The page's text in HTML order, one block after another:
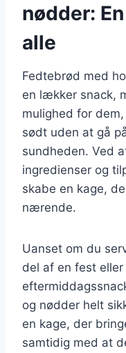
nødder:
alle
Fedtebrød med
en lækker snack,
mulighed for
sødt uden at gå
sundheden. Ved
ingredienser og
skabe en kage,
nærende.
Uanset om du
del af en fest
og nødder helt
en kage, der
samtidig med at